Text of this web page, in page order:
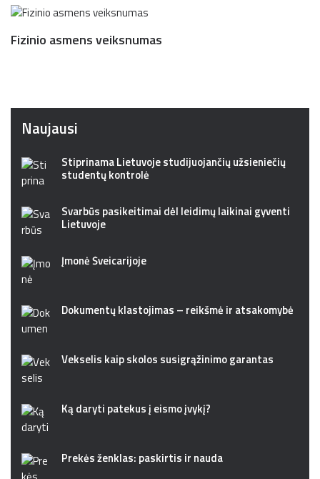
Fizinio asmens veiksnumas
Naujausi
Stiprinama Lietuvoje studijuojančių užsieniečių
studentų kontrolė
Svarbūs pasikeitimai dėl leidimų laikinai gyventi
Lietuvoje
Įmonė Šveicarijoje
Dokumentų klastojimas – reikšmė ir atsakomybė
Vekselis kaip skolos susigrąžinimo garantas
Ką daryti patekus į eismo įvykį?
Prekės ženklas: paskirtis ir nauda